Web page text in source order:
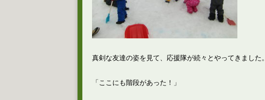
真剣な友達の姿を見て、応援隊が続々とやってきました。
「ここにも階段があった！」